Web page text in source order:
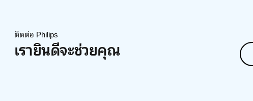
ติดต่อ Philips
เรายินดีจะช่วยคุณ